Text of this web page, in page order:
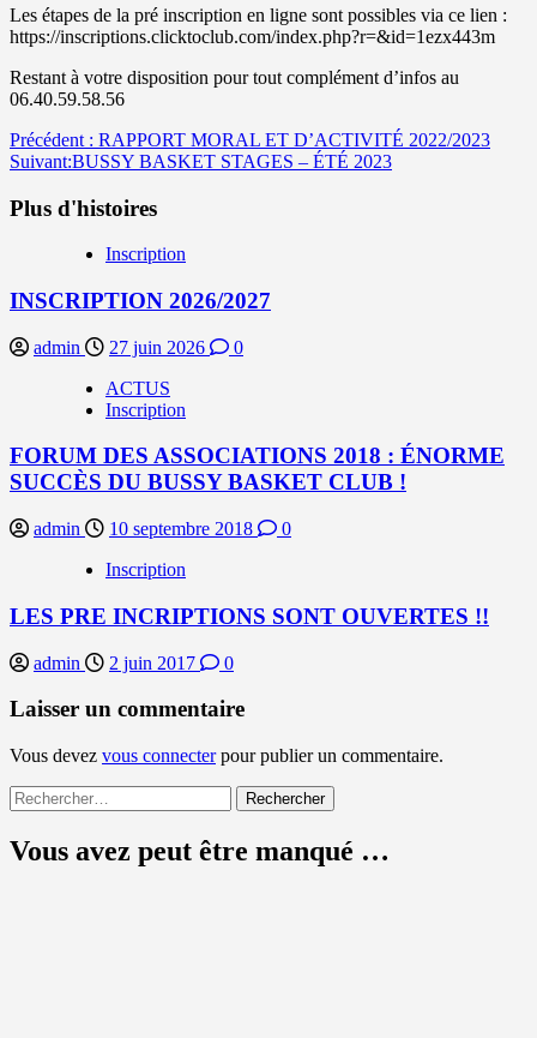
Les étapes de la pré inscription en ligne sont possibles via ce lien :
https://inscriptions.clicktoclub.com/index.php?r=&id=1ezx443m
Restant à votre disposition pour tout complément d’infos au
06.40.59.58.56
Navigation
d’article
Précédent : RAPPORT MORAL ET D’ACTIVITÉ 2022/2023
Suivant:BUSSY BASKET STAGES – ÉTÉ 2023
Plus d'histoires
Inscription
INSCRIPTION 2026/2027
admin 27 juin 2026
0
ACTUS
Inscription
FORUM DES ASSOCIATIONS 2018 : ÉNORME
SUCCÈS DU BUSSY BASKET CLUB !
admin 10 septembre 2018
0
Inscription
LES PRE INCRIPTIONS SONT OUVERTES !!
admin 2 juin 2017 0
Laisser un commentaire
Vous devez vous connecterpour publier un commentaire.
Rechercher :
Vous avez peut être manqué …